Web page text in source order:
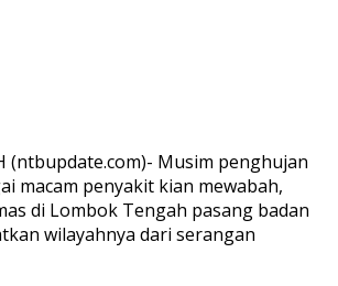
(ntbupdate.com)- Musim penghujan
macam penyakit kian mewabah,
di Lombok Tengah pasang badan
wilayahnya dari serangan